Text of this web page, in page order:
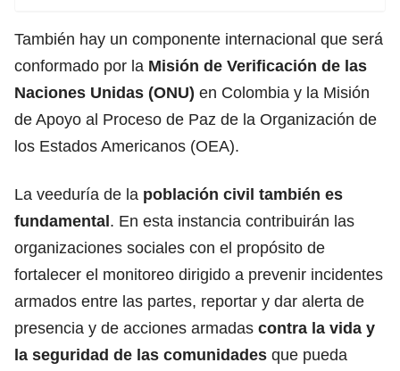
También hay un componente internacional que será
conformado por la Misión de Verificación de las
Naciones Unidas (ONU) en Colombia y la Misión
de Apoyo al Proceso de Paz de la Organización de
los Estados Americanos (OEA).
La veeduría de la población civil también es
fundamental. En esta instancia contribuirán las
organizaciones sociales con el propósito de
fortalecer el monitoreo dirigido a prevenir incidentes
armados entre las partes, reportar y dar alerta de
presencia y de acciones armadas contra la vida y
la seguridad de las comunidades que pueda